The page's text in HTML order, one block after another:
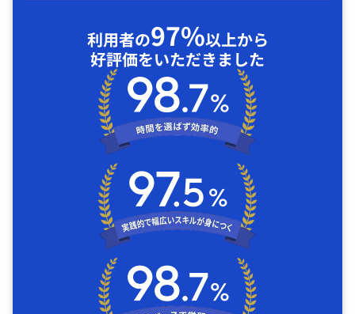
利用者の97%以上から
好評価をいただきました